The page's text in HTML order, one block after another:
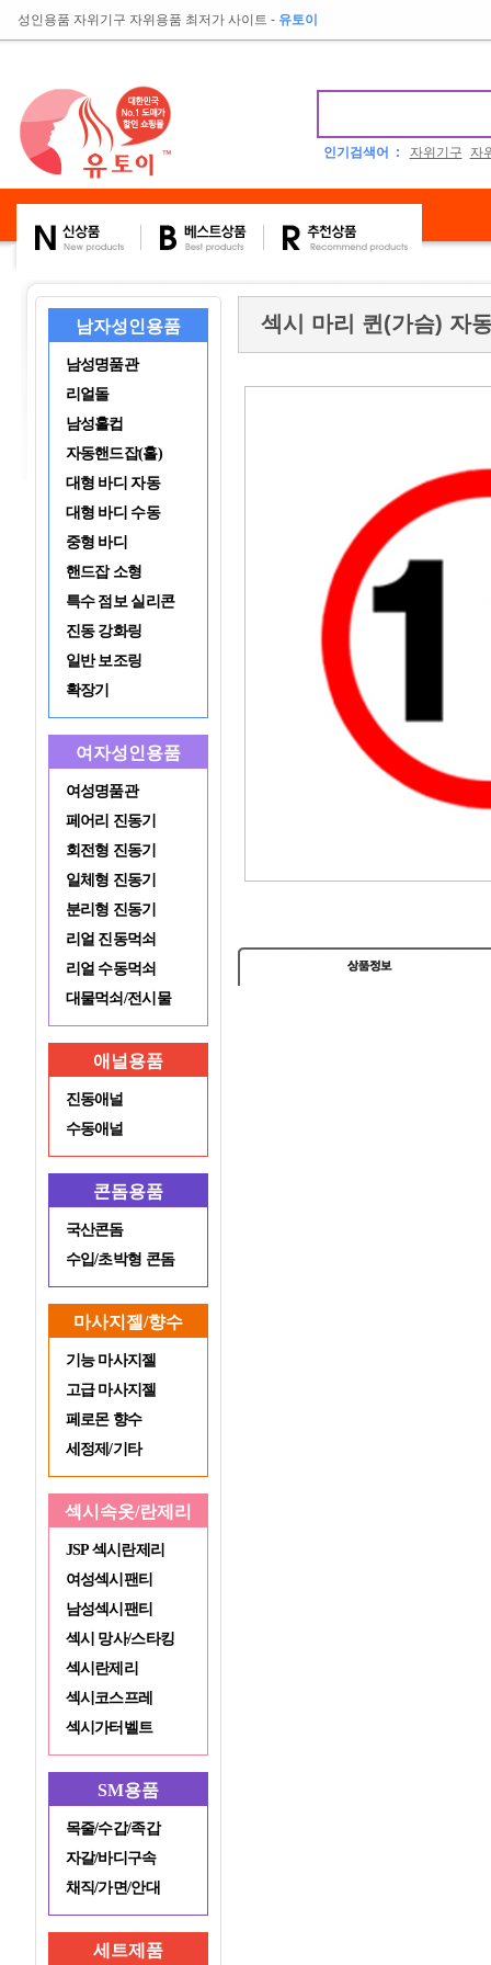
성인용품 자위기구 자위용품 최저가 사이트 - 유토이
인기검색어 : 자위기구 자
남자성인용품
남성명품관
리얼돌
남성홀컵
자동핸드잡(홀)
대형 바디 자동
대형 바디 수동
중형 바디
핸드잡 소형
특수 점보 실리콘
진동 강화링
일반 보조링
확장기
여자성인용품
여성명품관
페어리 진동기
회전형 진동기
일체형 진동기
분리형 진동기
리얼 진동먹쇠
리얼 수동먹쇠
대물먹쇠/전시물
애널용품
진동애널
수동애널
콘돔용품
국산콘돔
수입/초박형 콘돔
마사지젤/향수
기능 마사지젤
고급 마사지젤
페로몬 향수
세정제/기타
섹시속옷/란제리
JSP 섹시란제리
여성섹시팬티
남성섹시팬티
섹시 망사/스타킹
섹시란제리
섹시코스프레
섹시가터벨트
SM용품
목줄/수갑/족갑
자갈/바디구속
채직/가면/안대
세트제품
섹시 마리 퀸(가슴) 자